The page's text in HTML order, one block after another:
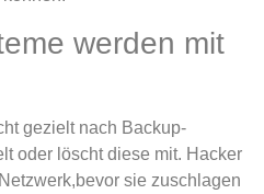
werden mit
gezielt nach Backup-
oder löscht diese mit. Hacker
sie zuschlagen